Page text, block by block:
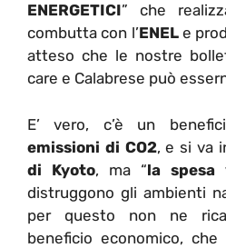
ENERGETICI” che
combutta con l’ENELe
atteso che le nostre
care e Calabrese può
E’ vero, c’è un
emissioni di CO2, e si va
di Kyoto, ma “la spesa
distruggono gli ambienti
per questo non ne
beneficio economico,